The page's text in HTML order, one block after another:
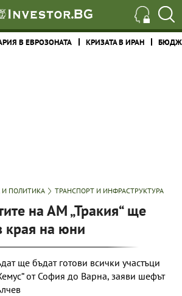
В ЕВРОЗОНАТА КРИЗАТА В ИРАН
ПОЛИТИКА ТРАНСПОРТ И ИНФРАСТРУКТУРА
на АМ „Тракия“ ще
края на юни
ще бъдат готови всички участъци
от София до Варна, заяви шефът